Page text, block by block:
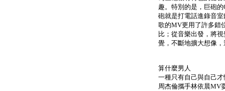
趣。特別的是，巨砲
砲就是打電話進錄音
歌的MV更用了許多錯
比；從音樂出發，將
覺，不斷地擴大想像
算什麼男人
一種只有自己與自己
周杰倫攜手林依晨MV